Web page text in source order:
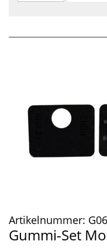
Artikelnummer:
Gummi-Set